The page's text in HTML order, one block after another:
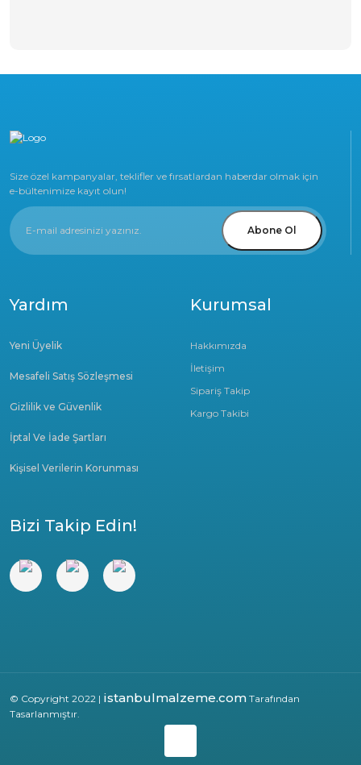
Size özel kampanyalar, teklifler ve fırsatlardan haberdar olmak için
e-bültenimize kayıt olun!
Abone Ol
Kurumsal
Hakkımızda
İletişim
Sipariş Takip
Kargo Takibi
Yardım
Yeni Üyelik
Mesafeli Satış Sözleşmesi
Gizlilik ve Güvenlik
İptal Ve İade Şartları
Kişisel Verilerin Korunması
Bizi Takip Edin!
© Copyright 2022 | istanbulmalzeme.com Tarafından
Tasarlanmıştır.